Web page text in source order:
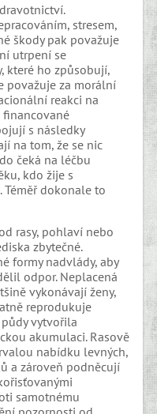
stresem,
škody pak považuje
utrpení se
které ho způsobují,
považuje za morální
reakci na
financované
s následky
na tom, že se nic
čeká na léčbu
kdo žije s
dokonale to
rasy, pohlaví nebo
zbytečné.
formy nadvlády, aby
odpor. Neplacená
vykonávají ženy,
reprodukuje
vytvořila
akumulaci. Rasově
nabídku levných,
a zároveň podněcují
samotnému